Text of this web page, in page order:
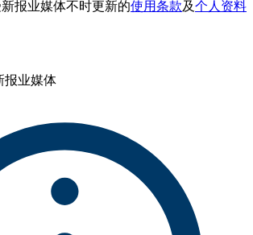
报业媒体不时更新的使用条款及个人资料
报业媒体